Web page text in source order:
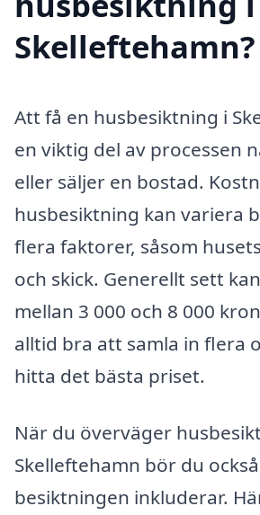
Skelleftehamn?
Att få en husbesiktning i
en viktig del av processen
eller säljer en bostad.
husbesiktning kan variera
flera faktorer, såsom
och skick. Generellt sett
mellan 3 000 och 8 000
alltid bra att samla in flera
hitta det bästa priset.
När du överväger
Skelleftehamn bör du
besiktningen inkluderar.